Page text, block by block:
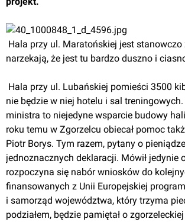
narzekają, że jest tu bardzo duszno i
nie będzie w niej hotelu i sal
ministra to niejedyne wsparcie budowy
roku temu w Zgorzelcu obiecał pomoc
Piotr Borys. Tym razem, pytany o
jednoznacznych deklaracji. Mówił jedynie
rozpoczyna się nabór wniosków do
finansowanych z Unii Europejskiej
i samorząd województwa, który trzyma
podziałem, będzie pamiętał o